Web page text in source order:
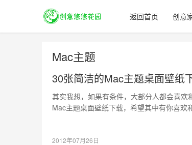
返回首页 创意
Mac主题
30张简洁的Mac主题桌面壁纸
其实我想，如果有条件，大部分人都会喜
Mac主题桌面壁纸下载，希望其中有你喜欢
2012年07月26日